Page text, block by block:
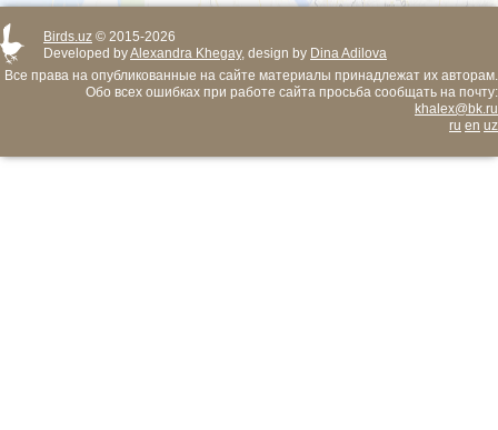
Birds.uz © 2015-2026
Developed byAlexandra Khegay, design by Dina Adilova
Все права на опубликованные на сайте материалы принадлежат их авторам.
Обо всех ошибках при работе сайта просьба сообщать на почту:
khalex@bk.ru
ru en uz